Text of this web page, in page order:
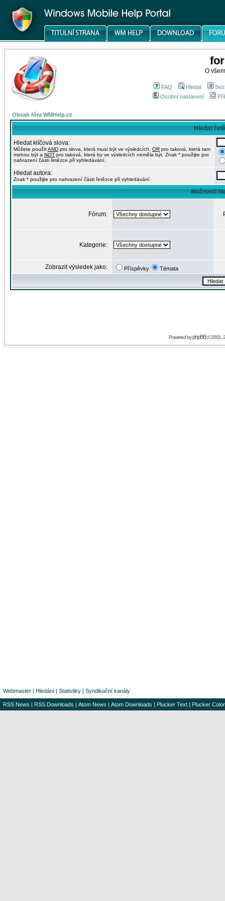
O
FAQ Hledat
Osobní nastavení
Obsah fóra WMHelp.cz
Hledat
Hledat klíčová slova:
Můžete použítAND pro slova, která musí být ve výsledcích, OR pro taková, která tam
mohou být a NOT pro taková, která by ve výsledcích neměla být. Znak * použijte pro
nahrazení části řetězce při vyhledávání.
Hledat autora:
Znak * použijte pro nahrazení části řetězce při vyhledávání
Možnosti
Fórum:
Kategorie:
Zobrazit výsledek jako: Příspěvky Témata
Powered byphpBB© 2001,
Webmaster | Hledání | Statistiky | Syndikační kanály
RSS News | RSS Downloads | Atom News | Atom Downloads | Plucker Text | Plucker Color